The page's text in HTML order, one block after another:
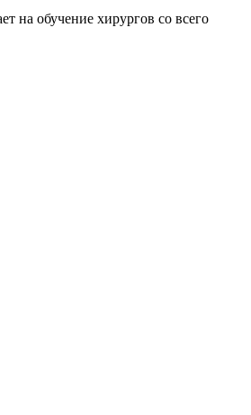
на обучение хирургов со всего